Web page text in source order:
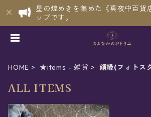
星の煌めきを集めた《真夜中百貨
ップです。
HOME ★items - 雑貨 額縁(フォトス
ALL ITEMS